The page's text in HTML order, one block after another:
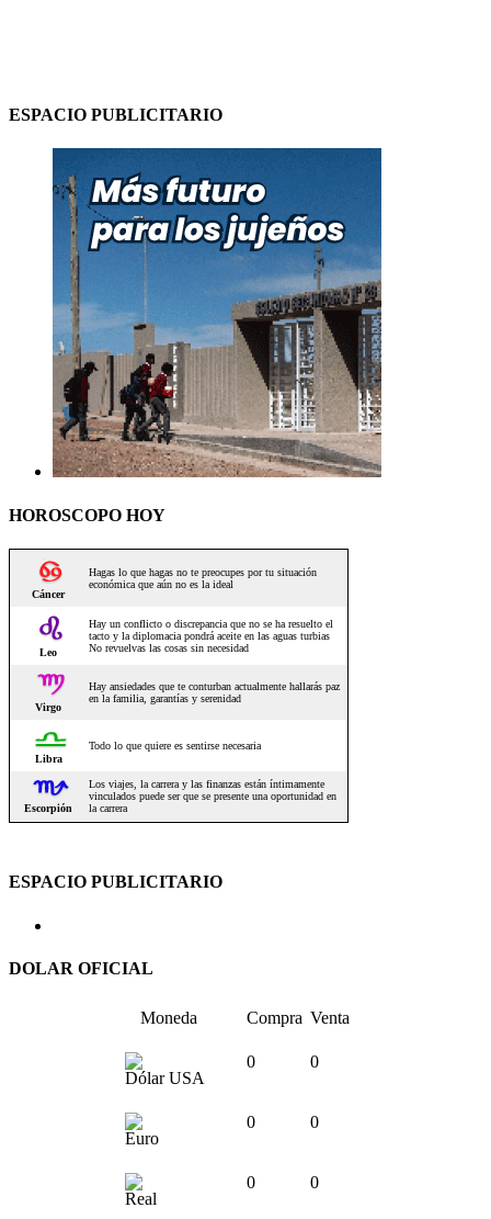
ESPACIO PUBLICITARIO
HOROSCOPO HOY
ESPACIO PUBLICITARIO
DOLAR OFICIAL
Moneda Compra Venta
Dólar USA
0 0
Euro
0 0
Real
0 0